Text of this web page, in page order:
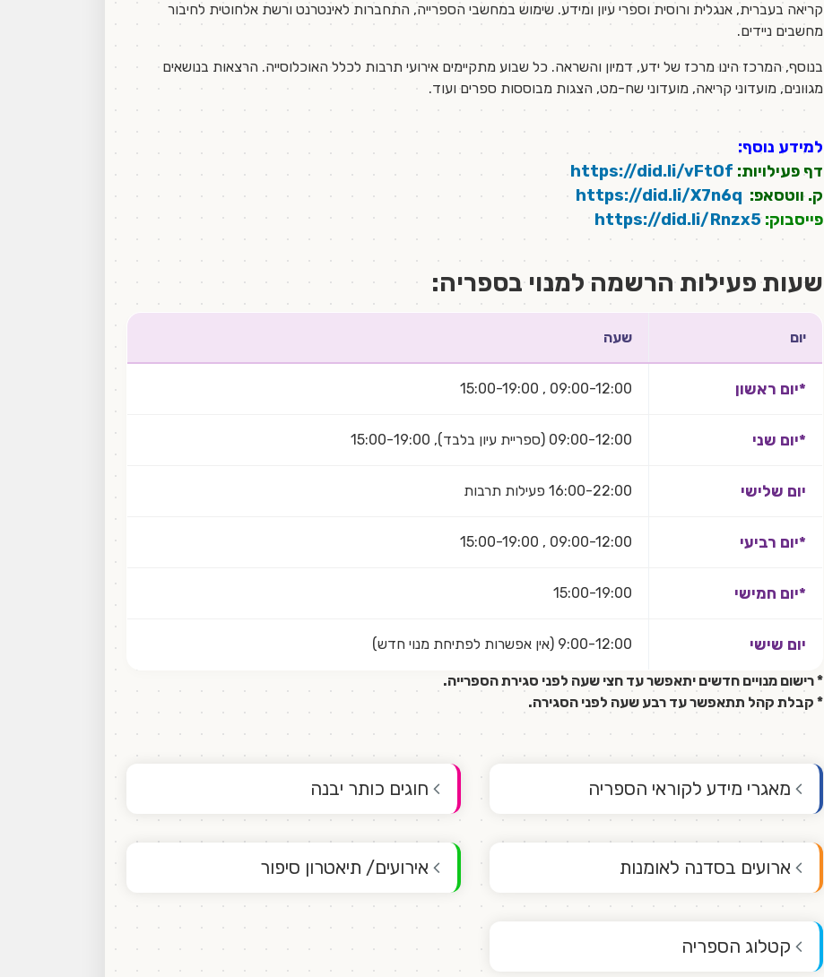
קריאה בעברית, אנגלית ורוסית וספרי עיון ומידע. שימוש במחשבי הספרייה, התחברות לאינטרנט ורשת אלחוטית לחיבור
מחשבים ניידים.
בנוסף, המרכז הינו מרכז של ידע, דמיון והשראה. כל שבוע מתקיימים אירועי תרבות לכלל האוכלוסייה. הרצאות בנושאים
מגוונים, מועדוני קריאה, מועדוני שח-מט, הצגות מבוססות ספרים ועוד.
למידע נוסף:
דף פעילויות: https://did.li/vFtOf
ק. ווטסאפ: https://did.li/X7n6q
פייסבוק:https://did.li/Rnzx5
שעות פעילות הרשמה למנוי בספריה:
יום שעה
*יום ראשון 09:00-12:00 , 15:00-19:00
*יום שני 09:00-12:00 (ספריית עיון בלבד), 15:00-19:00
יום שלישי 16:00-22:00 פעילות תרבות
*יום רביעי 09:00-12:00 , 15:00-19:00
*יום חמישי 15:00-19:00
יום שישי 9:00-12:00 (אין אפשרות לפתיחת מנוי חדש)
* רישום מנויים חדשים יתאפשר עד חצי שעה לפני סגירת הספרייה.
* קבלת קהל תתאפשר עד רבע שעה לפני הסגירה.
מאגרי מידע לקוראי הספריה חוגים כותר יבנה
ארועים בסדנה לאומנות אירועים/ תיאטרון סיפור
קטלוג הספריה